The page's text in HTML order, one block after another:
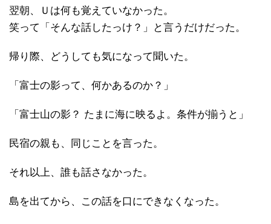
翌朝、Ｕは何も覚えていなかった。
笑って「そんな話したっけ？」と言うだけだった。
帰り際、どうしても気になって聞いた。
「富士の影って、何かあるのか？」
「富士山の影？ たまに海に映るよ。条件が揃うと」
民宿の親も、同じことを言った。
それ以上、誰も話さなかった。
島を出てから、この話を口にできなくなった。